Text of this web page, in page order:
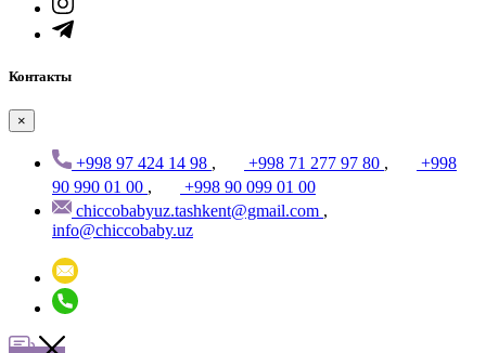
Контакты
×
+998 97 424 14 98 , +998 71 277 97 80 ,
+998
90 990 01 00 ,
+998 90 099 01 00
chiccobabyuz.tashkent@gmail.com ,
info@chiccobaby.uz